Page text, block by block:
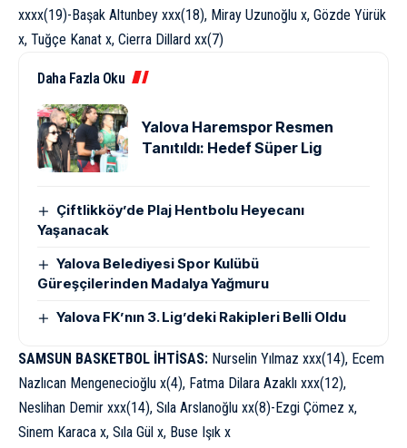
xxxx(19)-Başak Altunbey xxx(18), Miray Uzunoğlu x, Gözde Yürük
x, Tuğçe Kanat x, Cierra Dillard xx(7)
Daha Fazla Oku
Yalova Haremspor Resmen
Tanıtıldı: Hedef Süper Lig
Çiftlikköy’de Plaj Hentbolu Heyecanı
Yaşanacak
Yalova Belediyesi Spor Kulübü
Güreşçilerinden Madalya Yağmuru
Yalova FK’nın 3. Lig’deki Rakipleri Belli Oldu
SAMSUN BASKETBOL İHTİSAS: Nurselin Yılmaz xxx(14), Ecem
Nazlıcan Mengenecioğlu x(4), Fatma Dilara Azaklı xxx(12),
Neslihan Demir xxx(14), Sıla Arslanoğlu xx(8)-Ezgi Çömez x,
Sinem Karaca x, Sıla Gül x, Buse Işık x